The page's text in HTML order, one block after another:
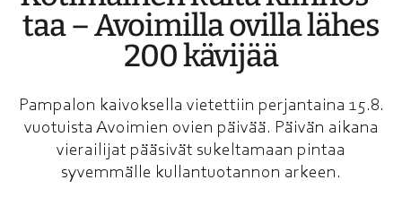
taa – Avoimil­la ovilla lähes
200 kävijää
Pampalon kaivoksella vietettiin perjantaina 15.8.
vuotuista Avoimien ovien päivää. Päivän aikana
vierailijat pääsivät sukeltamaan pintaa
syvemmälle kullantuotannon arkeen.